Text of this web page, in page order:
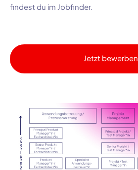
findest du im Jobfinder.
Jetzt bewerben